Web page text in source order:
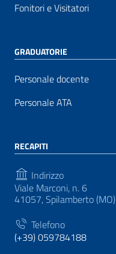
Fonitori e Visitatori
GRADUATORIE
Personale docente
Personale ATA
RECAPITI
Indirizzo
Viale Marconi, n. 6
41057, Spilamberto (MO)
Telefono
(+39) 059784188